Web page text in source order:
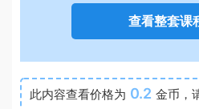
查看整套课
此内容查看价格为 0.2 金币，